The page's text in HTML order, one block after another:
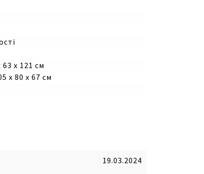
63 х 121 см
х 80 х 67 см
19.03.2024